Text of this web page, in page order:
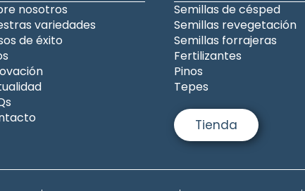
nosotros
variedades
de éxito
Semillas de césped
Semillas revegetación
Semillas forrajeras
Fertilizantes
Pinos
Tepes
Tienda